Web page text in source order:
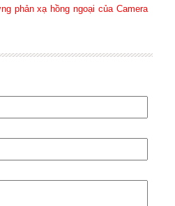
phản xạ hồng ngoại của Camera